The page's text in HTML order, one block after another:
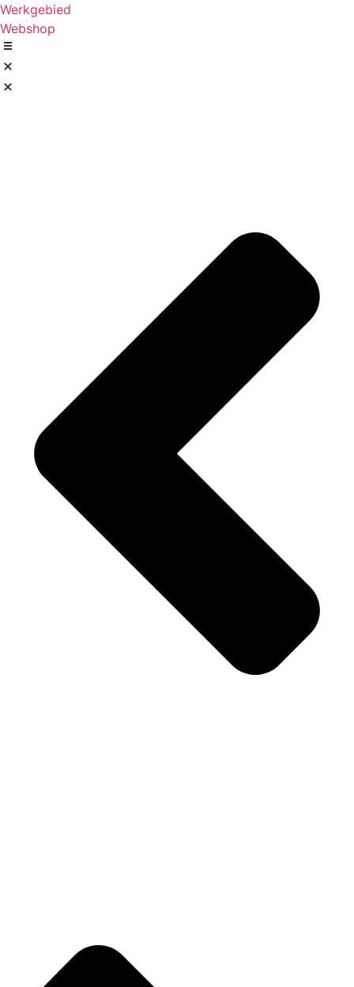
Werkgebied
Webshop